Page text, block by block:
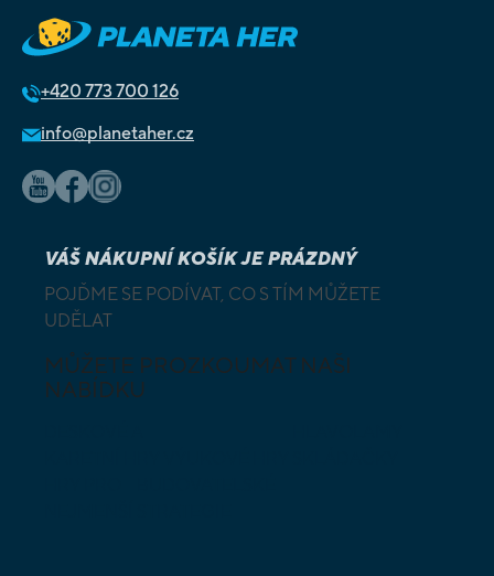
+420 773 700 126
info@planetaher.cz
VÁŠ NÁKUPNÍ KOŠÍK JE PRÁZDNÝ
POJĎME SE PODÍVAT, CO S TÍM MŮŽETE
UDĚLAT
MŮŽETE PROZKOUMAT NAŠI
NABÍDKU